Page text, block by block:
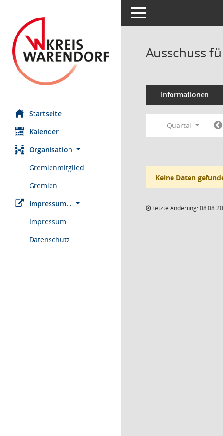
Startseite
Kalender
Organisation
Gremienmitglied
Gremien
Impressum...
Impressum
Datenschutz
Toggle navigation
Ausschuss
Informationen
Quartal
Keine Daten
Letzte Änderung: